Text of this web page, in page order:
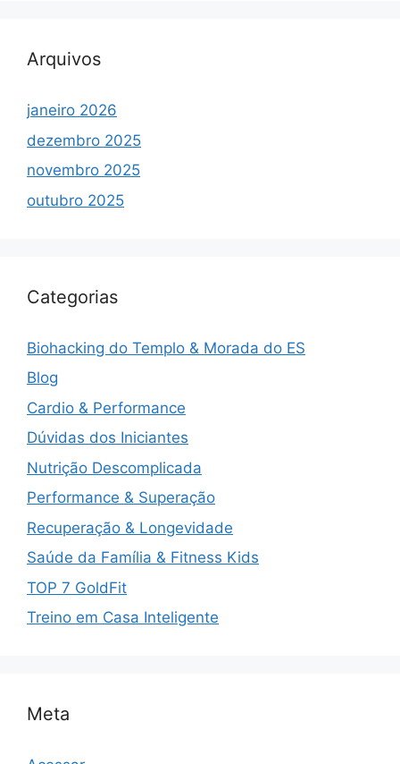
Arquivos
janeiro 2026
dezembro 2025
novembro 2025
outubro 2025
Categorias
Biohacking do Templo & Morada do ES
Blog
Cardio & Performance
Dúvidas dos Iniciantes
Nutrição Descomplicada
Performance & Superação
Recuperação & Longevidade
Saúde da Família & Fitness Kids
TOP 7 GoldFit
Treino em Casa Inteligente
Meta